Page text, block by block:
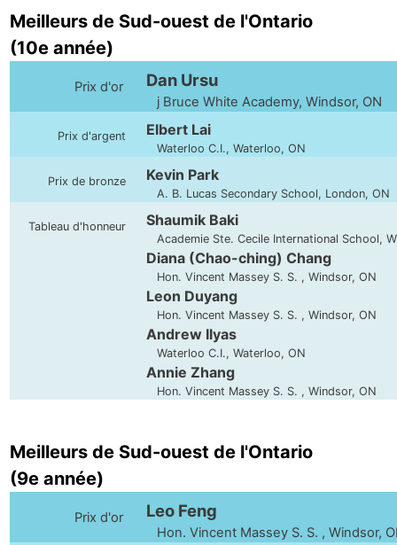
Meilleurs de Sud-ouest de l'Ontario
(10e année)
Prix d'or Dan Ursu
j Bruce White Academy, Windsor, ON
Prix d'argent Elbert Lai
Waterloo C.I., Waterloo, ON
Prix de bronze Kevin Park
A. B. Lucas Secondary School, London, ON
Tableau d'honneur Shaumik Baki
Academie Ste. Cecile International School,
Diana (Chao-ching) Chang
Hon. Vincent Massey S. S. , Windsor, ON
Leon Duyang
Hon. Vincent Massey S. S. , Windsor, ON
Andrew Ilyas
Waterloo C.I., Waterloo, ON
Annie Zhang
Hon. Vincent Massey S. S. , Windsor, ON
Meilleurs de Sud-ouest de l'Ontario
(9e année)
Prix d'or Leo Feng
Hon. Vincent Massey S. S. , Windsor,